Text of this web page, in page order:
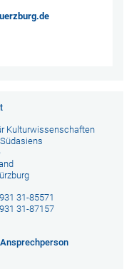
Kulturwissenschaften
31-85571
31-87157